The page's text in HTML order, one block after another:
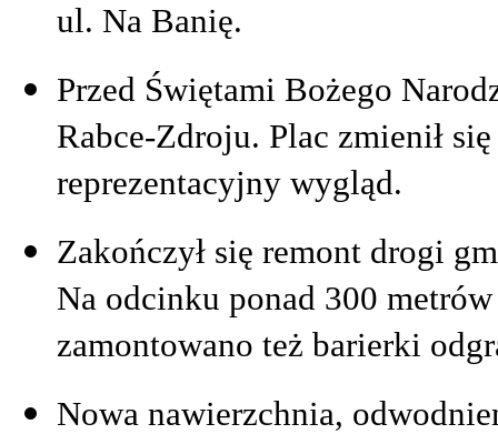
ul. Na Banię.
Przed Świętami Bożego
Rabce-Zdroju. Plac zmienił
reprezentacyjny wygląd.
Zakończył się remont drogi
Na odcinku ponad 300
zamontowano też barierki
Nowa nawierzchnia,